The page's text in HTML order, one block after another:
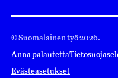
© Suomalainen työ 2026.
Anna palautetta
Evästeasetukset